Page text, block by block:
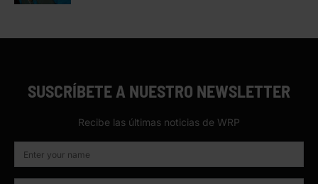
SUSCRÍBETE A NUESTRO NEWSLETTER
Recibe las últimas noticias de WRP